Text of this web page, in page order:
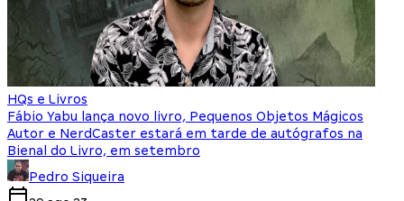
HQs e Livros
Fábio Yabu lança novo livro, Pequenos Objetos Mágicos
Autor e NerdCaster estará em tarde de autógrafos na
Bienal do Livro, em setembro
Pedro Siqueira